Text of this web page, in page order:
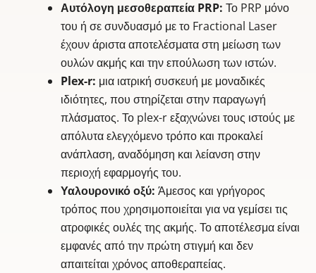
Αυτόλογη μεσοθεραπεία PRP: Το PRP μόνο
του ή σε συνδυασμό με το Fractional Laser
έχουν άριστα αποτελέσματα στη μείωση των
ουλών ακμής και την επούλωση των ιστών.
Plex-r: μια ιατρική συσκευή με μοναδικές
ιδιότητες, που στηρίζεται στην παραγωγή
πλάσματος. Το plex-r εξαχνώνει τους ιστούς με
απόλυτα ελεγχόμενο τρόπο και προκαλεί
ανάπλαση, αναδόμηση και λείανση στην
περιοχή εφαρμογής του.
Υαλουρονικό οξύ: Άμεσος και γρήγορος
τρόπος που χρησιμοποιείται για να γεμίσει τις
ατροφικές ουλές της ακμής. Το αποτέλεσμα είναι
εμφανές από την πρώτη στιγμή και δεν
απαιτείται χρόνος αποθεραπείας.